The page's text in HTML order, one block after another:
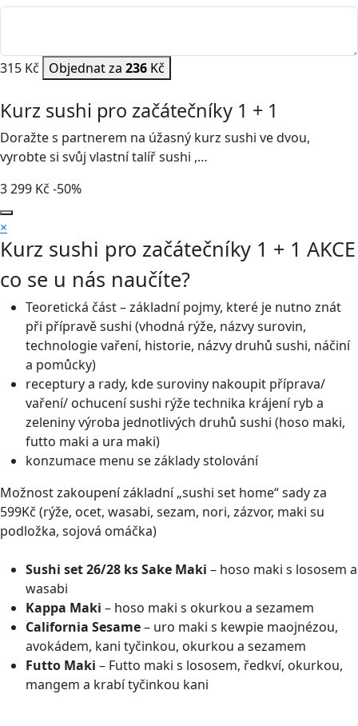
315 Kč Objednat za 236 Kč
Kurz sushi pro začátečníky 1 + 1
Doražte s partnerem na úžasný kurz sushi ve dvou,
vyrobte si svůj vlastní talíř sushi ,…
3 299 Kč -50%
×
Kurz sushi pro začátečníky 1 + 1 AKCE
co se u nás naučíte?
Teoretická část – základní pojmy, které je nutno znát
při přípravě sushi (vhodná rýže, názvy surovin,
technologie vaření, historie, názvy druhů sushi, náčiní
a pomůcky)
receptury a rady, kde suroviny nakoupit příprava/
vaření/ ochucení sushi rýže technika krájení ryb a
zeleniny výroba jednotlivých druhů sushi (hoso maki,
futto maki a ura maki)
konzumace menu se základy stolování
Možnost zakoupení základní „sushi set home“ sady za
599Kč (rýže, ocet, wasabi, sezam, nori, zázvor, maki su
podložka, sojová omáčka)
Sushi set 26/28 ks Sake Maki – hoso maki s lososem a
wasabi
Kappa Maki – hoso maki s okurkou a sezamem
California Sesame– uro maki s kewpie maojnézou,
avokádem, kani tyčinkou, okurkou a sezamem
Futto Maki – Futto maki s lososem, ředkví, okurkou,
mangem a krabí tyčinkou kani